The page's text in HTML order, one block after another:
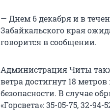
— Днем 6 декабря и в
Забайкальского края
говорится в сообщении.
Администрация Читы
ветра достигнут 18
безопасности. В случае
«Горсвета»: 35-05-75, 32-94-